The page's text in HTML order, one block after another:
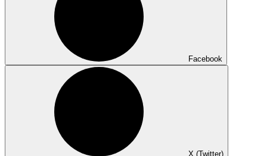
Facebook
X (Twitter)